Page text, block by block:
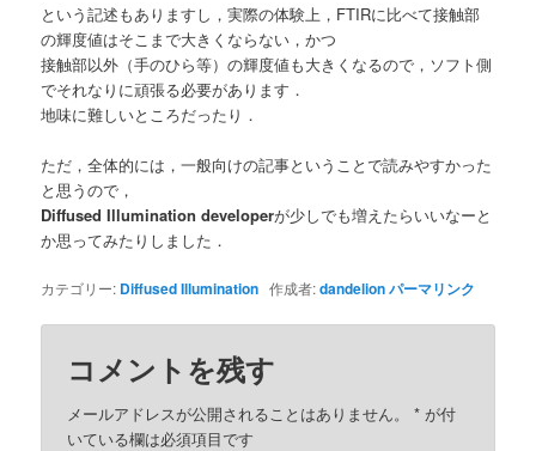
という記述もありますし，実際の体験上，FTIRに比べて接触部
の輝度値はそこまで大きくならない，かつ
接触部以外（手のひら等）の輝度値も大きくなるので，ソフト側
でそれなりに頑張る必要があります．
地味に難しいところだったり．
ただ，全体的には，一般向けの記事ということで読みやすかった
と思うので，
Diffused Illumination developerが少しでも増えたらいいなーと
か思ってみたりしました．
カテゴリー: Diffused Illumination 作成者:dandelionパーマリンク
コメントを残す
メールアドレスが公開されることはありません。 * が付
いている欄は必須項目です